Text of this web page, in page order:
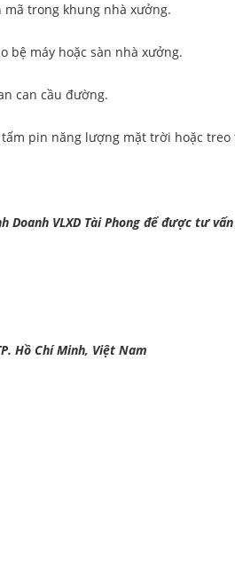
mã trong khung nhà xưởng.
bệ máy hoặc sàn nhà xưởng.
can cầu đường.
pin năng lượng mặt trời hoặc treo
Doanh VLXD Tài Phong để được tư
Hồ Chí Minh, Việt Nam